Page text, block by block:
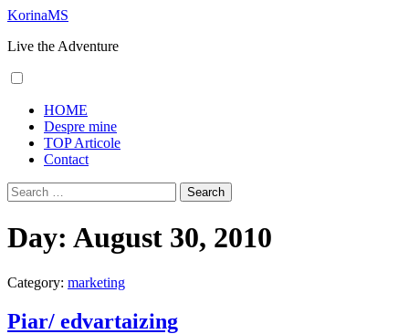
Skip
content
KorinaMS
Live the Adventure
Menu
HOME
Despre mine
TOP Articole
Contact
Search
for:
Day: August 30, 2010
Category: marketing
Piar/ edvartaizing